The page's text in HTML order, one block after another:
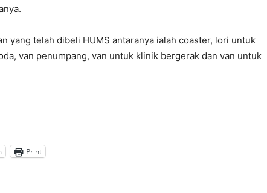
yang telah dibeli HUMS antaranya ialah coaster, lori untuk
van penumpang, van untuk klinik bergerak dan van untuk
Print